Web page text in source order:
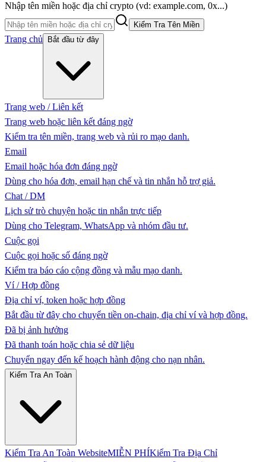
Nhập tên miền hoặc địa chỉ crypto (vd: example.com, 0x...)
Kiểm Tra Tên Miền
Trang chủ Bắt đầu từ đây
Trang web / Liên kết
Trang web hoặc liên kết đáng ngờ
Kiểm tra tên miền, trang web và rủi ro mạo danh.
Email
Email hoặc hóa đơn đáng ngờ
Dùng cho hóa đơn, email hạn chế và tin nhắn hỗ trợ giả.
Chat / DM
Lịch sử trò chuyện hoặc tin nhắn trực tiếp
Dùng cho Telegram, WhatsApp và nhóm đầu tư.
Cuộc gọi
Cuộc gọi hoặc số đáng ngờ
Kiểm tra báo cáo cộng đồng và mẫu mạo danh.
Ví / Hợp đồng
Địa chỉ ví, token hoặc hợp đồng
Bắt đầu từ đây cho chuyển tiền on-chain, địa chỉ ví và hợp đồng.
Đã bị ảnh hưởng
Đã thanh toán hoặc chia sẻ dữ liệu
Chuyển ngay đến kế hoạch hành động cho nạn nhân.
Kiểm Tra An Toàn
Kiểm Tra An Toàn WebsiteMIỄN PHÍKiểm Tra Địa Chỉ